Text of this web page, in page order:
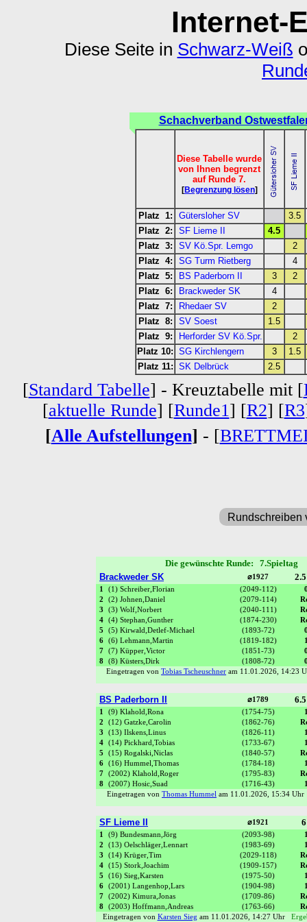
Internet-
Diese Seite in Schwarz-Weiß
Schachverband
Diese Tabelle wurde
von Ihnen begrenzt
auf Runde 7.
[Begrenzung lösen]
Platz 1: Gütersloher SV
3.5
Platz 2:
SF Lieme II
4.5
Platz 3:
SV Kö.Spr. Lemgo
2
Platz 4:
SG Turm Rietberg
4
Platz 5:
BS Paderborn II 3
2
Platz 6:
Brackweder SK
4
Platz 7:
Rhedaer SV
2
Platz 8:
SV Soest
1.5
Platz 9:
Herforder SV Kö.Spr.
2
Platz 10: SG Kirchlengern 3
1.5
Platz 11: SK Delbrück 2.5
[Standard Tabelle] - Kreuztabelle mit [
[aktuelle Runde] [Runde1] [R2] [R3
[Alle Aufstellungen] - [
Rundschreiben
Die gewünschte Runde:
Brackweder SK
⌀1927
1 (1) Schreiber,Florian (2049-112)
2
(2) Johnen,Daniel (2079-114)
3
(3) Wolf,Norbert (2040-111)
4
(4) Stephan,Gunther (1874-230)
5
(5) Kirwald,Detlef-Michael (1893-72)
6
(6) Lehmann,Martin (1819-182)
7
(7) Küpper,Victor (1851-73)
8
(8) Küsters,Dirk (1808-72)
Eingetragen von Tobias Tscheuschner am 11.01.2026, 14:23
BS Paderborn II ⌀1789
1 (9) Klahold,Rona (1754-75)
2
(12) Gatzke,Carolin (1862-76)
3
(13) Ilskens,Linus (1826-11)
4
(14) Pickhard,Tobias (1733-67)
5
(15) Rogalski,Niclas (1840-57)
6
(16) Hummel,Thomas (1784-18)
7
(2002) Klahold,Roger (1795-83)
8
(2007) Hosic,Suad (1716-43)
Eingetragen von Thomas Hummel am 11.01.2026, 15:34
SF Lieme II ⌀1921
1 (9) Bundesmann,Jörg (2093-98)
2
(13) Oelschläger,Lennart (1983-69)
3
(14) Krüger,Tim (2029-118)
4
(15) Stork,Joachim (1909-157)
5
(16) Sieg,Karsten (1975-50)
6
(2001) Langenhop,Lars (1904-98)
7
(2002) Kimura,Jonas (1709-86)
8
(2003) Hoffmann,Andreas (1763-66)
Eingetragen von Karsten Sieg am 11.01.2026, 14:27 Uhr